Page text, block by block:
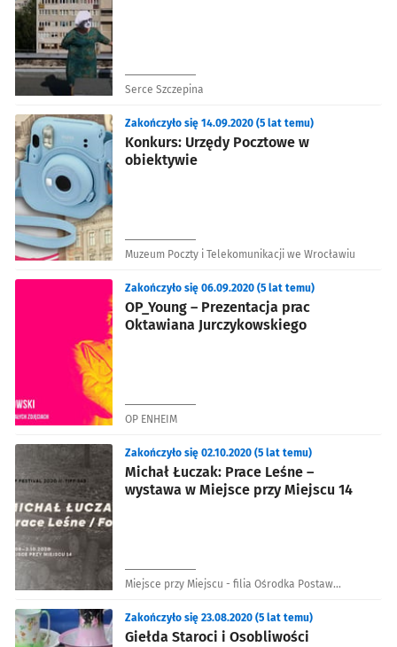
Serce Szczepina
Konkurs: Urzędy Pocztowe w
obiektywie
Zakończyło się 14.09.2020 (5 lat temu)
Muzeum Poczty i Telekomunikacji we Wrocławiu
OP_Young – Prezentacja prac
Oktawiana Jurczykowskiego
Zakończyło się 06.09.2020 (5 lat temu)
OP ENHEIM
Michał Łuczak: Prace Leśne –
wystawa w Miejsce przy Miejscu 14
Zakończyło się 02.10.2020 (5 lat temu)
Miejsce przy Miejscu - filia Ośrodka Postaw
Giełda Staroci i Osobliwości
Zakończyło się 23.08.2020 (5 lat temu)